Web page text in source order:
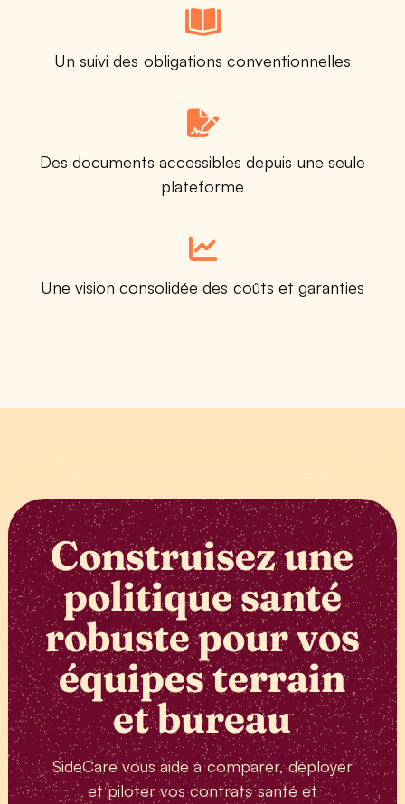
Un suivi des obligations conventionnelles
Des documents accessibles depuis une seule
plateforme
Une vision consolidée des coûts et garanties
Construisez une
politique santé
robuste pour vos
équipes terrain
et bureau
SideCare vous aide à comparer, déployer
et piloter vos contrats santé et